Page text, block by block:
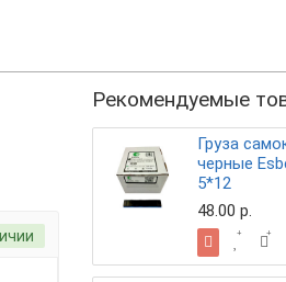
Рекомендуемые
Груза
черные
5*12
48.00 р.